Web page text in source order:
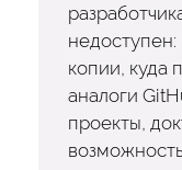
недоступен:
копии, куда
аналоги
проекты,